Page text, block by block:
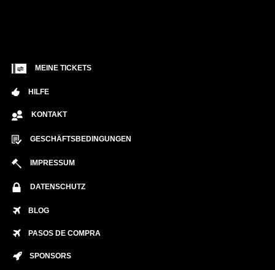
MEINE TICKETS
HILFE
KONTAKT
GESCHÄFTSBEDINGUNGEN
IMPRESSUM
DATENSCHUTZ
BLOG
PASOS DE COMPRA
SPONSORS